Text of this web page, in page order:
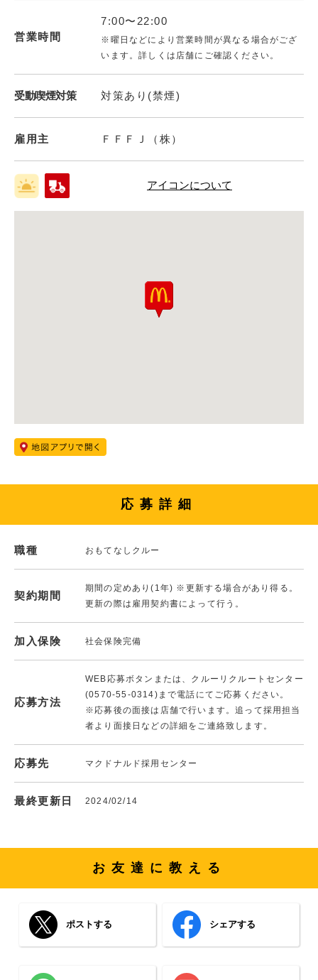
営業時間
7:00〜22:00
※曜日などにより営業時間が異なる場合がござ
います。詳しくは店舗にご確認ください。
受動喫煙対策 対策あり(禁煙)
雇用主 ＦＦＦＪ（株）
アイコンについて
応募詳細
職種 おもてなしクルー
契約期間
期間の定めあり(1年) ※更新する場合があり得る。
更新の際は雇用契約書によって行う。
加入保険 社会保険完備
応募方法
WEB応募ボタンまたは、クルーリクルートセンター
(0570-55-0314)まで電話にてご応募ください。
※応募後の面接は店舗で行います。追って採用担当
者より面接日などの詳細をご連絡致します。
応募先 マクドナルド採用センター
最終更新日 2024/02/14
お友達に教える
ポストする シェアする